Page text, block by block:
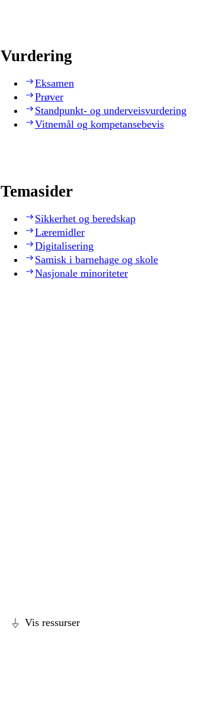
Vurdering
Eksamen
Prøver
Standpunkt- og underveisvurdering
Vitnemål og kompetansebevis
Temasider
Sikkerhet og beredskap
Læremidler
Digitalisering
Samisk i barnehage og skole
Nasjonale minoriteter
Vis ressurser